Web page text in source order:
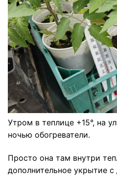
Утром в теплице +15°, на
ночью обогреватели.
Просто она там внутри
дополнительное укрытие